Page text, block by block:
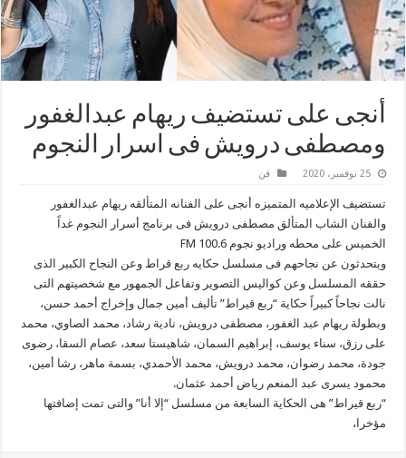
أنجى على تستضيف ريهام عبدالغفور
ومصطفى درويش فى اسرار النجوم
25 نوفمبر، 2020 فن
تستضيف الإعلاميه المتميزه أنجى على الفنانه المتألقه ريهام عبدالغفور
والفنان الشاب المتألق مصطفى درويش فى برنامج أسرار النجوم غداً
الخميس على محطه وراديو نجوم FM 100.6
ويتحدثون عن نجاحهم فى مسلسل حكايه ربع قراط وعن النجاح الكبير الذى
حققه المسلسل وعن كواليس التصوير وتفاعل الجمهور مع شخصيتهم التى
نالت نجاحاً كبيراً حكاية “ربع قيراط” تأليف أمين جمال وإخراج أحمد حسن،
وبطولة ريهام عبد الغفور، مصطفى درويش، نادية رشاد، محمد الصاوي، محمد
على رزق، سناء يوسف، إبراهيم السمان، شاهيستا سعد، عصام السقا، رضوى
جودة، محمد رضوان، محمد درويش، محمد الأحمدي، بسمة ماهر، رشا أمين،
محمود يسرى عبد المنعم رياض أحمد عثمان.
“ربع قيراط” هى الحكاية السابعة من مسلسل “إلا أنا” والتى تمت إضافتها
مؤخرا،